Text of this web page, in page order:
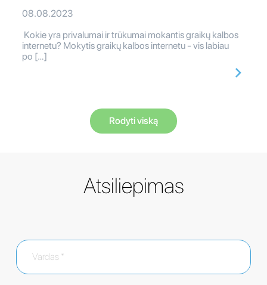
08.08.2023
Kokie yra privalumai ir trūkumai mokantis graikų kalbos
internetu? Mokytis graikų kalbos internetu - vis labiau
po […]
Rodyti viską
Atsiliepimas